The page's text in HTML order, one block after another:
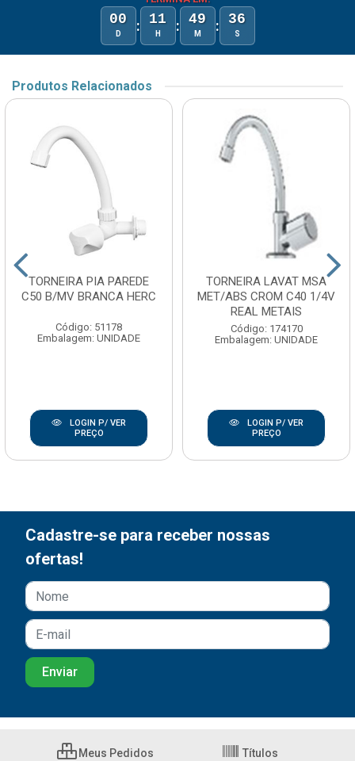
00
D : 11
H : 49
M : 36
S
Produtos Relacionados
TORNEIRA PIA PAREDE
C50 B/MV BRANCA HERC
Código: 51178
Embalagem: UNIDADE
LOGIN P/ VER
PREÇO
TORNEIRA LAVAT MSA
MET/ABS CROM C40 1/4V
REAL METAIS
Código: 174170
Embalagem: UNIDADE
LOGIN P/ VER
PREÇO
Cadastre-se para receber nossas
ofertas!
Meus Pedidos Títulos